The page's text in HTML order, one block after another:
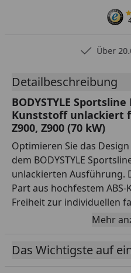
Über
Detailbeschreibung
BODYSTYLE
Kunststoff unlackiert
Z900, Z900 (70 kW)
Optimieren Sie das
dem BODYSTYLE
unlackierten Ausführung.
Part aus hochfestem
Freiheit zur individuellen
perfektioniert die Optik
GmbH, steht für
Präzision unter dem Motto
Mehr
Das Wichtigste auf